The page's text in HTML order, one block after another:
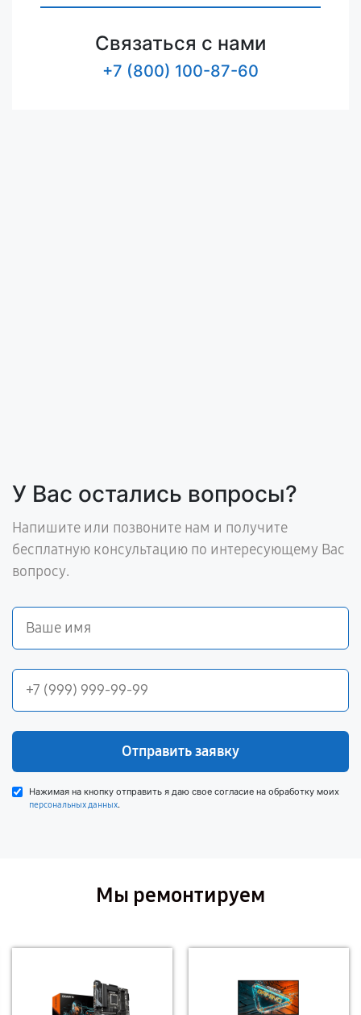
Связаться с нами
+7 (800) 100-87-60
У Вас остались вопросы?
Напишите или позвоните нам и получите
бесплатную консультацию по интересующему Вас
вопросу.
Отправить заявку
Нажимая на кнопку отправить я даю свое согласие на обработку моих
персональных данных.
Мы ремонтируем